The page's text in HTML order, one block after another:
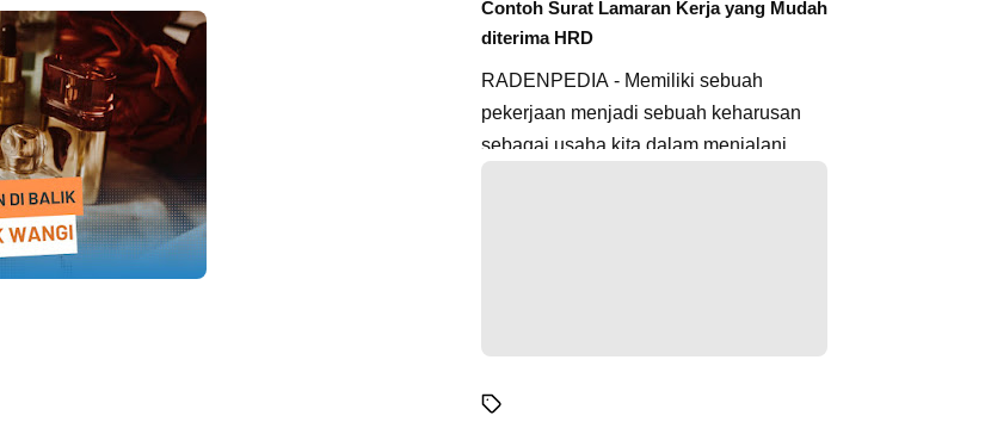
Contoh Surat Lamaran Kerja yang Mudah
diterima HRD
RADENPEDIA - Memiliki sebuah
pekerjaan menjadi sebuah keharusan
sebagai usaha kita dalam menjalani